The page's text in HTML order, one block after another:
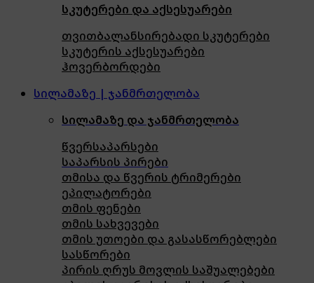
სკუტერები და აქსესუარები
თვითბალანსირებადი სკუტერები
სკუტერის აქსესუარები
ჰოვერბორდები
სილამაზე | ჯანმრთელობა
სილამაზე და ჯანმრთელობა
წვერსაპარსები
საპარსის პირები
თმისა და წვერის ტრიმერები
ეპილატორები
თმის ფენები
თმის სახვევები
თმის უთოები და გასასწორებლები
სასწორები
პირის ღრუს მოვლის საშუალებები